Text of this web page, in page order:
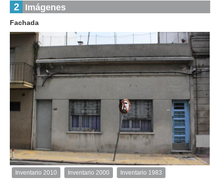
2 Imágenes
Fachada
Inventario
Inventario 2010
1de1
Inventario 2000
Inventario 1983